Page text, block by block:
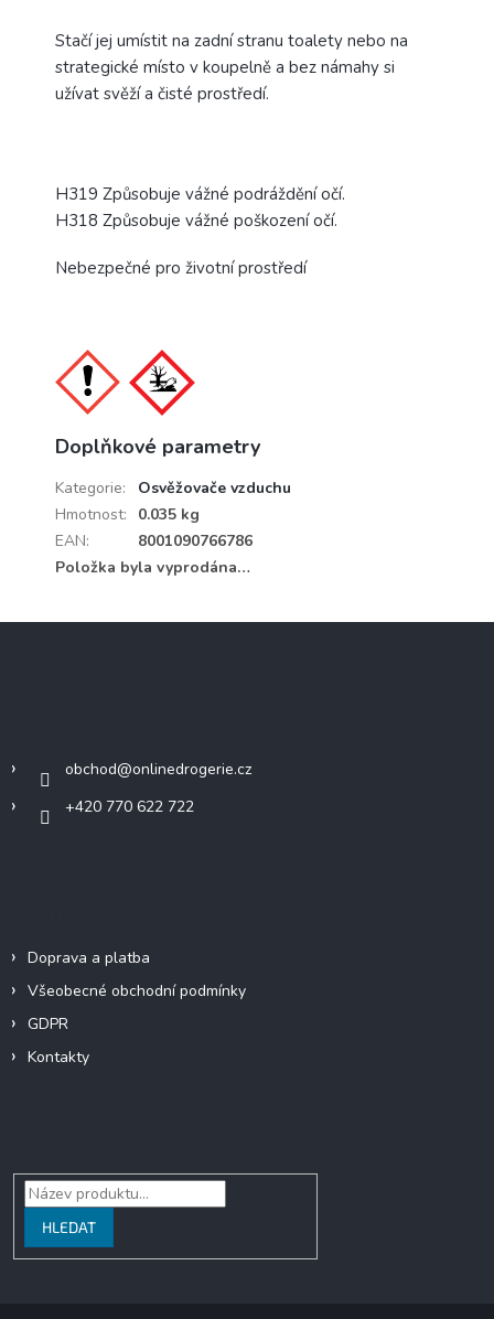
Stačí jej umístit na zadní stranu toalety nebo na
strategické místo v koupelně a bez námahy si
užívat svěží a čisté prostředí.
H319 Způsobuje vážné podráždění očí.
H318 Způsobuje vážné poškození očí.
Nebezpečné pro životní prostředí
Doplňkové parametry
Kategorie:
Osvěžovače vzduchu
Hmotnost:
0.035 kg
EAN:
8001090766786
Položka byla vyprodána…
obchod@onlinedrogerie.cz
+420 770 622 722
Doprava a platba
Všeobecné obchodní podmínky
GDPR
Kontakty
HLEDAT